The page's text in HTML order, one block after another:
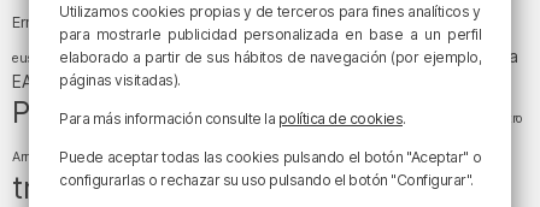
Ernesto Valverde Ertzaintza Euskadi (País Vasco)
euskera fiestas fútbol Gobierno vasco juanma jubera LaLiga LaLiga
EA Sports Liga Endesa
Política religión San Mamés sociedadsucesos Teatro
Arriaga tiempotiempo atmosféricotráfico
tráfico en Bizkaia
Utilizamos cookies propias y de terceros para fines analíticos y
para mostrarle publicidad personalizada en base a un perfil
elaborado a partir de sus hábitos de navegación (por ejemplo,
páginas visitadas).
Para más información consulte la política de cookies.
Puede aceptar todas las cookies pulsando el botón "Aceptar" o
configurarlas o rechazar su uso pulsando el botón "Configurar".